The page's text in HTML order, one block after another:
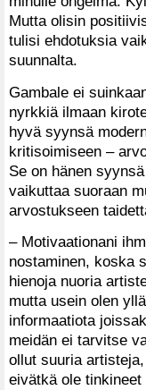
Mutta olisin
tulisi ehdotuksia
suunnalta.
Gambale ei
nyrkkiä ilmaan
hyvä syynsä
kritisoimiseen –
Se on hänen
vaikuttaa suoraan
arvostukseen
– Motivaationani
nostaminen, koska
hienoja nuoria
mutta usein olen
informaatiota
meidän ei tarvitse
ollut suuria
eivätkä ole